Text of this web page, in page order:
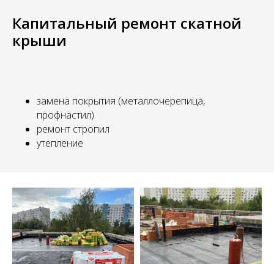
Капитальный ремонт скатной
крыши
замена покрытия (металлочерепица,
профнастил)
ремонт стропил
утепление